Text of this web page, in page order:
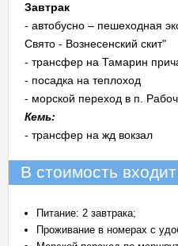
Завтрак
- автобусно – пешеходная
Свято - Вознесенский скит"
- трансфер на Тамарин
- посадка на теплоход
- морской переход в п.
Кемь:
- трансфер на жд вокзал
В стоимость входит
Питание: 2 завтрака;
Проживание в номерах с